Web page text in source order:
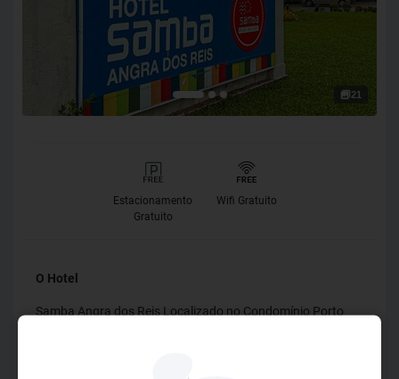
21
Estacionamento
Gratuito
Wifi Gratuito
O Hotel
Samba Angra dos Reis Localizado no Condomínio Porto